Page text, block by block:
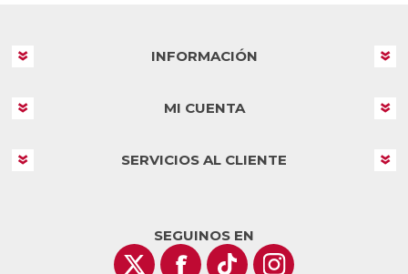
INFORMACIÓN
MI CUENTA
SERVICIOS AL CLIENTE
SEGUINOS EN